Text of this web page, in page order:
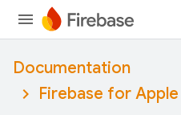
Documentation
Firebase for